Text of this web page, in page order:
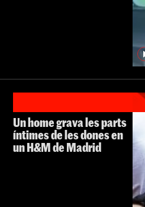
Un home grava les parts
íntimes de les dones en
un H&M de Madrid